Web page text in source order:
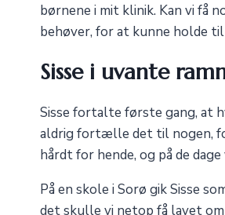
børnene i mit klinik. Kan vi få
behøver, for at kunne holde
Sisse i uvante
Sisse fortalte første gang, at
aldrig fortælle det til nogen,
hårdt for hende, og på de
På en skole i Sorø gik Sisse
det skulle vi netop få lavet